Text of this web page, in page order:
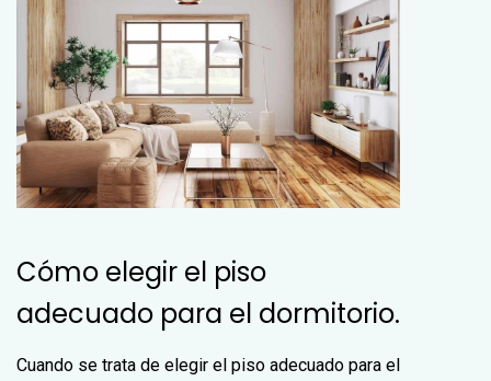
Cómo elegir el piso
adecuado para el dormitorio.
Cuando se trata de elegir el piso adecuado para el